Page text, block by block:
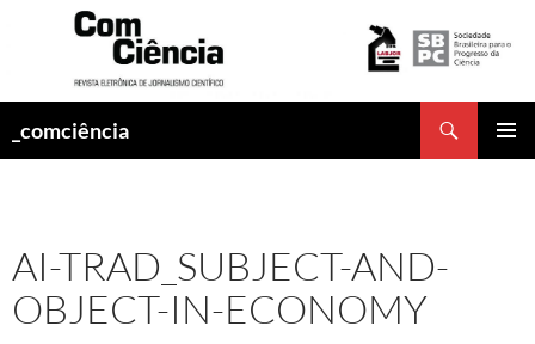
_comciência
AI-TRAD_SUBJECT-AND-
OBJECT-IN-ECONOMY